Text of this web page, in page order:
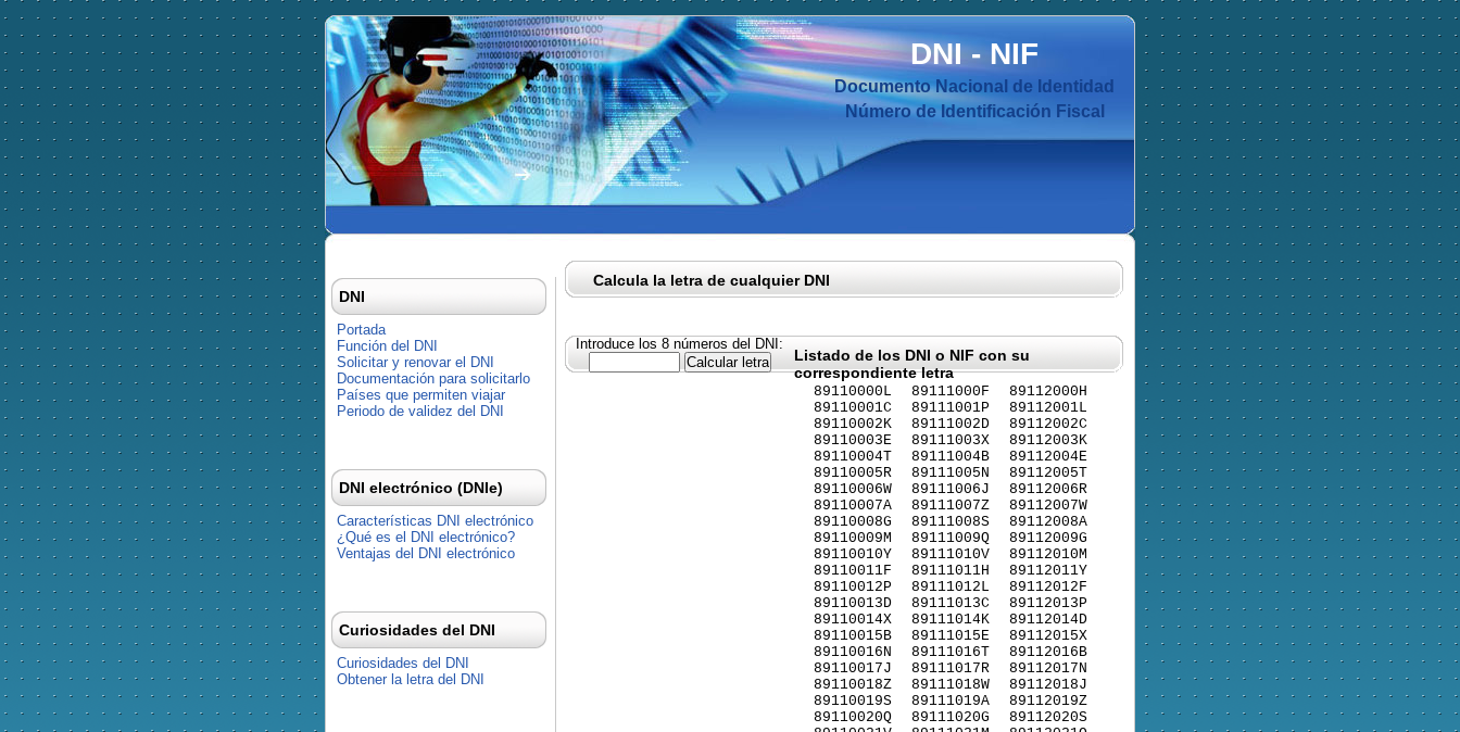
DNI-NIF
Documento Nacional de Identidad
Número de Identificación Fiscal
Calcula la letra de cualquier DNI
Introduce los 8 números del DNI:
Listado de los DNI o NIF con su
correspondiente letra
89110000L
89110001C
89110002K
89110003E
89110004T
89110005R
89110006W
89110007A
89110008G
89110009M
89110010Y
89110011F
89110012P
89110013D
89110014X
89110015B
89110016N
89110017J
89110018Z
89110019S
89110020Q
89111000F
89111001P
89111002D
89111003X
89111004B
89111005N
89111006J
89111007Z
89111008S
89111009Q
89111010V
89111011H
89111012L
89111013C
89111014K
89111015E
89111016T
89111017R
89111018W
89111019A
89111020G
89112000H
89112001L
89112002C
89112003K
89112004E
89112005T
89112006R
89112007W
89112008A
89112009G
89112010M
89112011Y
89112012F
89112013P
89112014D
89112015X
89112016B
89112017N
89112018J
89112019Z
89112020S
DNI
Portada
Función del DNI
Solicitar y renovar el DNI
Documentación para solicitarlo
Países que permiten viajar
Periodo de validez del DNI
DNI electrónico (DNIe)
Características DNI electrónico
¿Qué es el DNI electrónico?
Ventajas del DNI electrónico
Curiosidades del DNI
Curiosidades del DNI
Obtener la letra del DNI